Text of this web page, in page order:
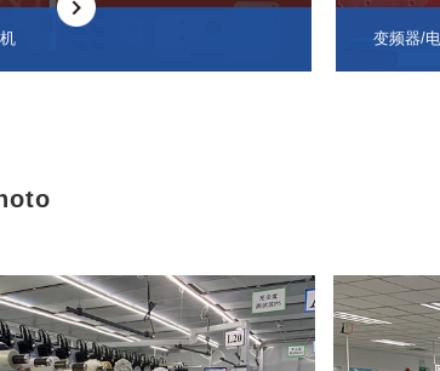
变频器/